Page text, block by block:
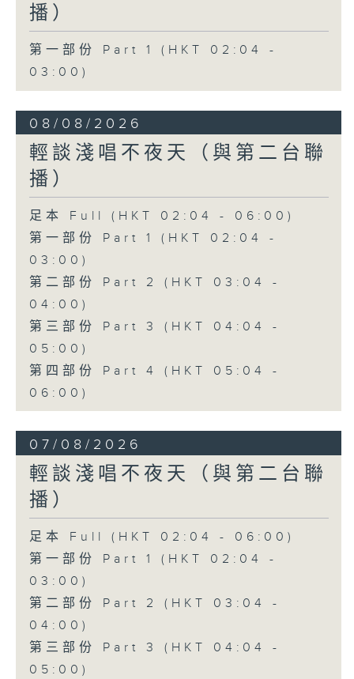
播）
第一部份 Part 1 (HKT 02:04 -
03:00)
08/08/2026
輕談淺唱不夜天（與第二台聯
播）
足本 Full (HKT 02:04 - 06:00)
第一部份 Part 1 (HKT 02:04 -
03:00)
第二部份 Part 2 (HKT 03:04 -
04:00)
第三部份 Part 3 (HKT 04:04 -
05:00)
第四部份 Part 4 (HKT 05:04 -
06:00)
07/08/2026
輕談淺唱不夜天（與第二台聯
播）
足本 Full (HKT 02:04 - 06:00)
第一部份 Part 1 (HKT 02:04 -
03:00)
第二部份 Part 2 (HKT 03:04 -
04:00)
第三部份 Part 3 (HKT 04:04 -
05:00)